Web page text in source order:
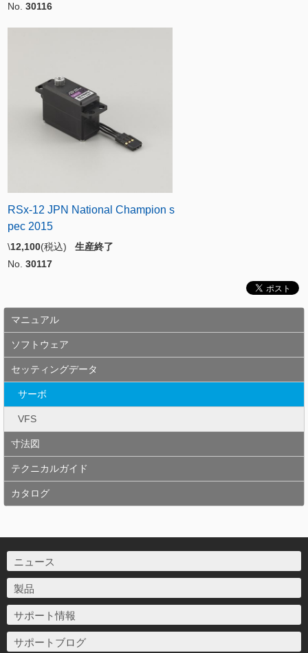
No. 30116
RSx-12 JPN National Champion s
pec 2015
\12,100(税込) 生産終了
No. 30117
マニュアル
ソフトウェア
セッティングデータ
サーボ
VFS
寸法図
テクニカルガイド
カタログ
ニュース
製品
サポート情報
サポートブログ